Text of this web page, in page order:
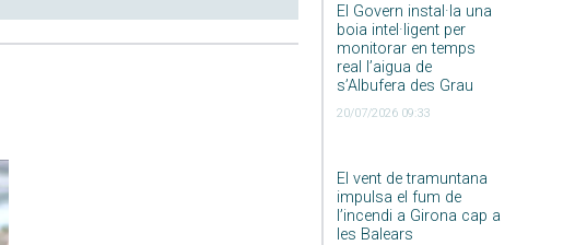
El Govern instal·la una
boia intel·ligent per
monitorar en temps
real l’aigua de
s’Albufera des Grau
20/07/2026 09:33
El vent de tramuntana
impulsa el fum de
l’incendi a Girona cap a
les Balears